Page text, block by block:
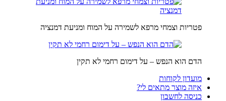
פטריות וצמחי מרפא לשמירה על המוח ומניעת דמנציה
הדם הוא הנפש – על דימום רחמי לא תקין
מועדון לקוחות
איזה מוצר מתאים לי?
כניסה לחשבון